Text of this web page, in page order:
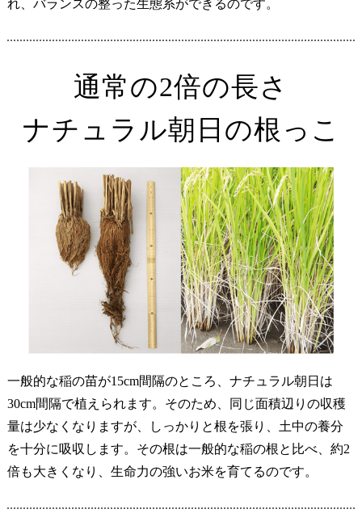
れ、バランスの整った生態系ができるのです。
通常の2倍の長さ
ナチュラル朝日の根っこ
一般的な稲の苗が15cm間隔のところ、ナチュラル朝日は
30cm間隔で植えられます。そのため、同じ面積辺りの収穫
量は少なくなりますが、しっかりと根を張り、土中の養分
を十分に吸収します。その根は一般的な稲の根と比べ、約2
倍も大きくなり、生命力の強いお米を育てるのです。